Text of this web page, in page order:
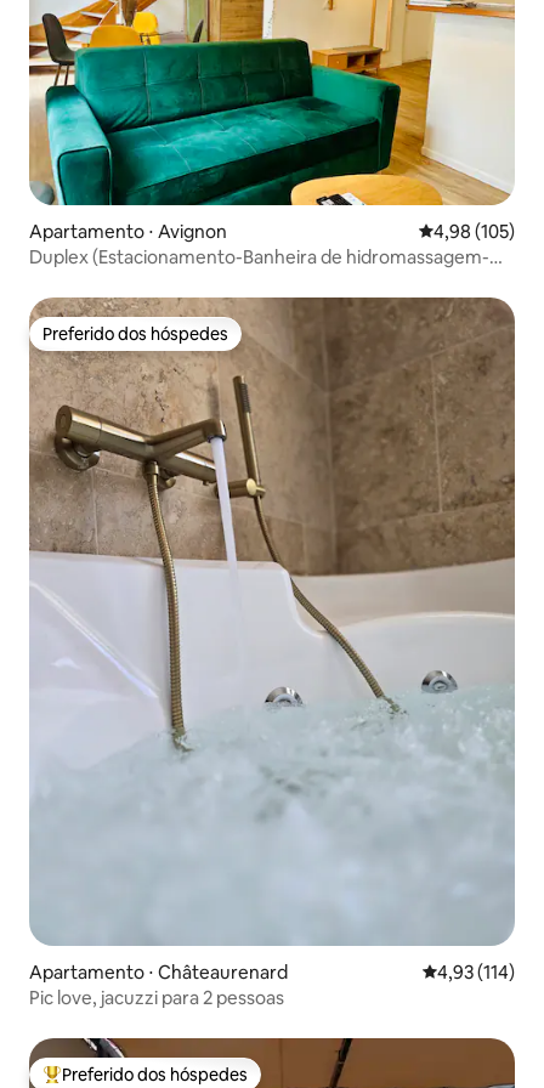
Apartamento ⋅ Avignon 4,98 de uma
4,98 (105)
Duplex (Estacionamento-Banheira de hidromassagem-
Preferido dos hóspedes
Preferido dos hóspedes
Apartamento ⋅ Châteaurenard 4,93 de uma
4,93 (114)
Pic love, jacuzzi para 2 pessoas
Preferido dos hóspedes